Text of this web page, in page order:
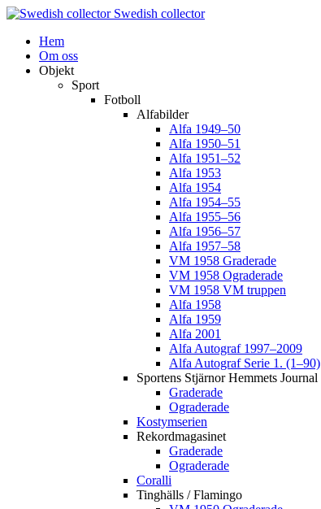
Swedish collector
Hem
Om oss
Objekt
Sport
Fotboll
Alfabilder
Alfa 1949–50
Alfa 1950–51
Alfa 1951–52
Alfa 1953
Alfa 1954
Alfa 1954–55
Alfa 1955–56
Alfa 1956–57
Alfa 1957–58
VM 1958 Graderade
VM 1958 Ograderade
VM 1958 VM truppen
Alfa 1958
Alfa 1959
Alfa 2001
Alfa Autograf 1997–2009
Alfa Autograf Serie 1. (1–90)
Sportens Stjärnor Hemmets Journal
Graderade
Ograderade
Kostymserien
Rekordmagasinet
Graderade
Ograderade
Coralli
Tinghälls / Flamingo